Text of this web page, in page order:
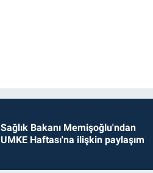
Sağlık Bakanı Memişoğlu'ndan
UMKE Haftası'na ilişkin paylaşım